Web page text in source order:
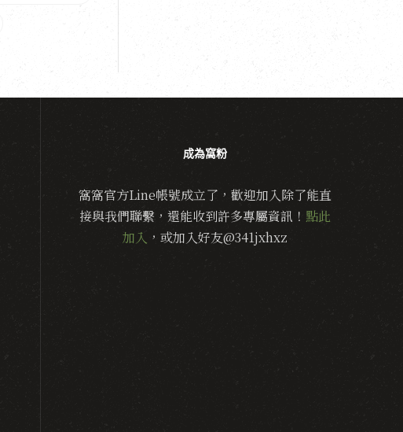
成為窩粉
窩窩官方Line帳號成立了，歡迎加入除了能直
接與我們聯繫，還能收到許多專屬資訊！ 點此
加入 ，或加入好友@341jxhxz